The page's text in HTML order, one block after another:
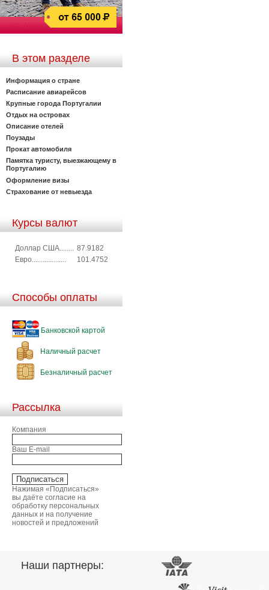
В этом разделе
Информация о стране
Расписание авиарейсов
Крупные города Португалии
Отдых на островах
Описание отелей
Поузады
Прокат автомобиля
Памятка туристу, выезжающему в
Португалию
Оформление визы
Страхование от невыезда
Курсы валют
Доллар США........ 87.9182
Евро...................
101.4752
Способы оплаты
Банковской картой
Наличный расчет
Безналичный расчет
Рассылка
Компания
Ваш E-mail
Нажимая «Подписаться»
вы даёте согласие на
обработку персональных
данных и на получение
новостей и предложений
Наши партнеры: